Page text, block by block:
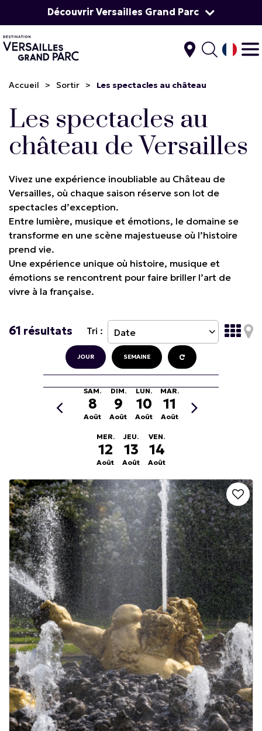
Découvrir Versailles Grand Parc
Accueil > Sortir > Les spectacles au château
Les spectacles au
château de Versailles
Vivez une expérience inoubliable au Château de
Versailles, où chaque saison réserve son lot de
spectacles d’exception.
Entre lumière, musique et émotions, le domaine se
transforme en une scène majestueuse où l’histoire
prend vie.
Une expérience unique où histoire, musique et
émotions se rencontrent pour faire briller l’art de
vivre à la française.
61 résultats Tri :
JOUR SEMAINE
SAM.
8
Août
DIM.
9
Août
LUN.
10
Août
MAR.
11
Août
MER.
12
Août
JEU.
13
Août
VEN.
14
Août